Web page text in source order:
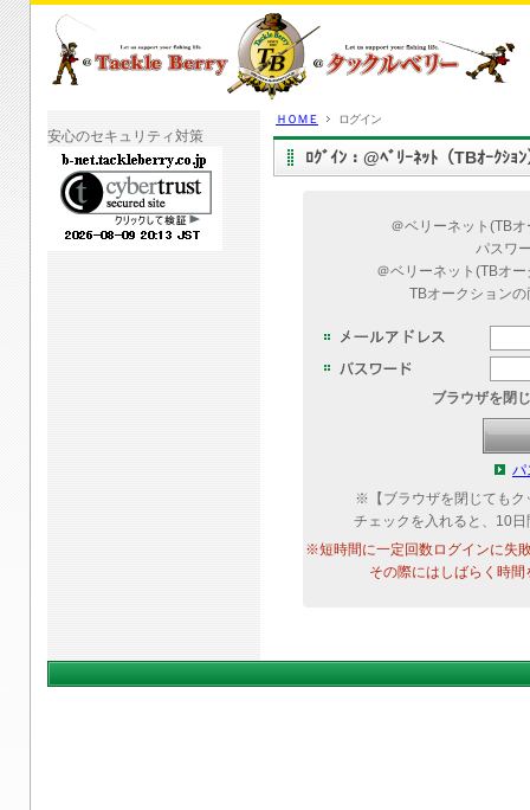
ＨＯＭＥ ログイン
ﾛｸﾞｲﾝ：@ﾍﾞﾘｰﾈｯﾄ（TBｵｰｸｼｮ
＠ベリーネット(TB
パスワ
＠ベリーネット(TBオ
TBオークション
パ
※【ブラウザを閉じてもク
チェックを入れると、10
※短時間に一定回数ログインに失
その際にはしばらく時
ブラウザを閉
安心のセキュリティ対策